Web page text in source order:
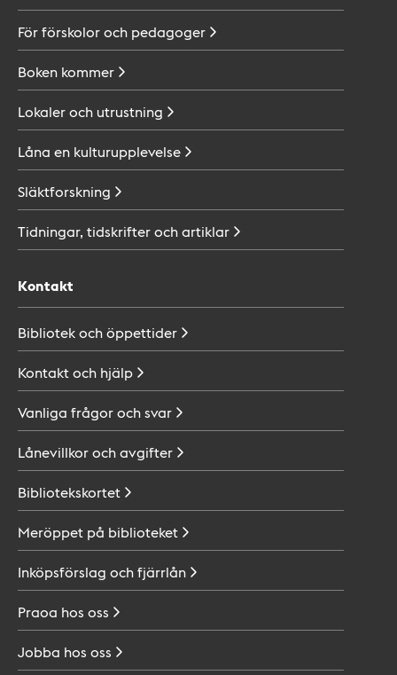
För förskolor och pedagoger
Boken kommer
Lokaler och utrustning
Låna en kulturupplevelse
Släktforskning
Tidningar, tidskrifter ochartiklar
Kontakt
Bibliotek ochöppettider
Kontakt och hjälp
Vanliga frågor ochsvar
Lånevillkor ochavgifter
Bibliotekskortet
Meröppet på biblioteket
Inköpsförslag ochfjärrlån
Praoa hos oss
Jobba hos oss